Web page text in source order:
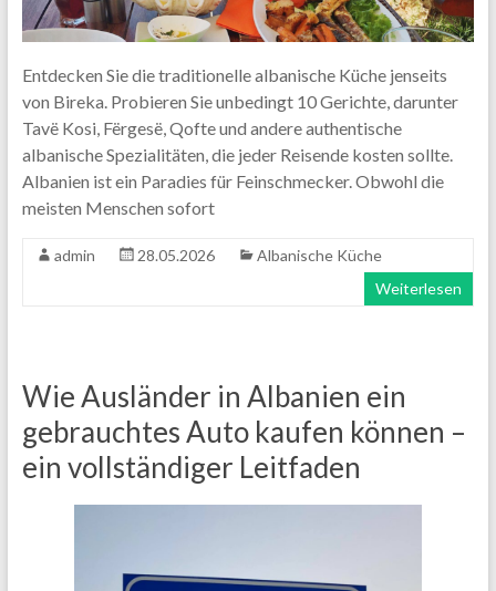
Entdecken Sie die traditionelle albanische Küche jenseits
von Bireka. Probieren Sie unbedingt 10 Gerichte, darunter
Tavë Kosi, Fërgesë, Qofte und andere authentische
albanische Spezialitäten, die jeder Reisende kosten sollte.
Albanien ist ein Paradies für Feinschmecker. Obwohl die
meisten Menschen sofort
admin 28.05.2026
Albanische Küche
Weiterlesen
Wie Ausländer in Albanien ein
gebrauchtes Auto kaufen können –
ein vollständiger Leitfaden